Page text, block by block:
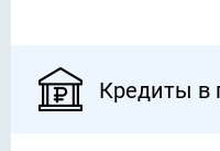
Кредиты в